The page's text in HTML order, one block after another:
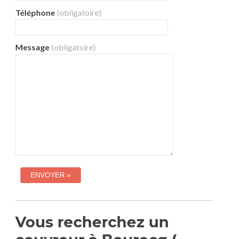
Téléphone (obligatoire)
Message (obligatoire)
Vous recherchez un